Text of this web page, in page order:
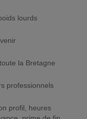
lourds
la Bretagne
professionnels
profil, heures